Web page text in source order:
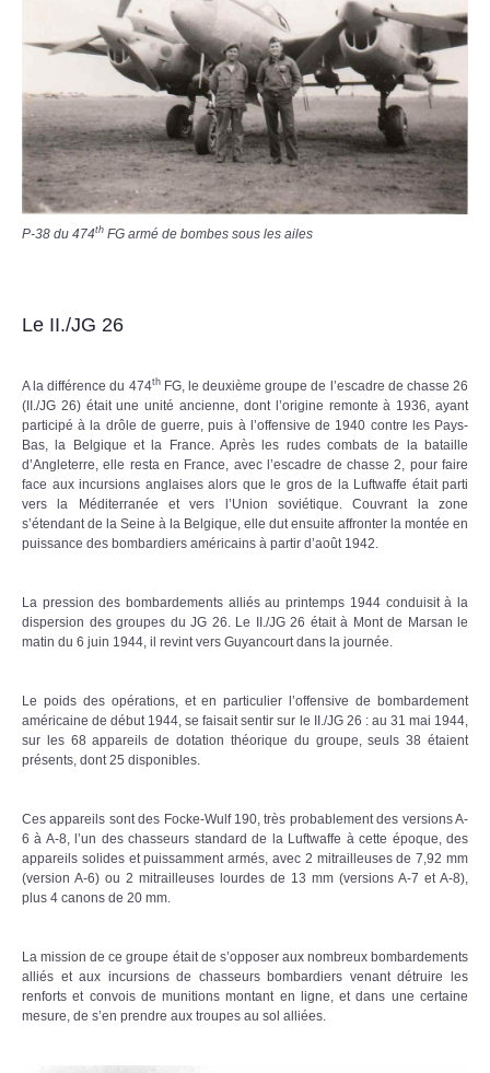
P-38 du 474th FG armé de bombes sous les ailes
Le II./JG 26
A la différence du 474thFG, le deuxième groupe de l’escadre de chasse 26
(II./JG 26) était une unité ancienne, dont l’origine remonte à 1936, ayant
participé à la drôle de guerre, puis à l’offensive de 1940 contre les Pays-
Bas, la Belgique et la France. Après les rudes combats de la bataille
d’Angleterre, elle resta en France, avec l’escadre de chasse 2, pour faire
face aux incursions anglaises alors que le gros de la Luftwaffe était parti
vers la Méditerranée et vers l’Union soviétique. Couvrant la zone
s’étendant de la Seine à la Belgique, elle dut ensuite affronter la montée en
puissance des bombardiers américains à partir d’août 1942.
La pression des bombardements alliés au printemps 1944 conduisit à la
dispersion des groupes du JG 26. Le II./JG 26 était à Mont de Marsan le
matin du 6 juin 1944, il revint vers Guyancourt dans la journée.
Le poids des opérations, et en particulier l’offensive de bombardement
américaine de début 1944, se faisait sentir sur le II./JG 26 : au 31 mai 1944,
sur les 68 appareils de dotation théorique du groupe, seuls 38 étaient
présents, dont 25 disponibles.
Ces appareils sont des Focke-Wulf 190, très probablement des versions A-
6 à A-8, l’un des chasseurs standard de la Luftwaffe à cette époque, des
appareils solides et puissamment armés, avec 2 mitrailleuses de 7,92 mm
(version A-6) ou 2 mitrailleuses lourdes de 13 mm (versions A-7 et A-8),
plus 4 canons de 20 mm.
La mission de ce groupe était de s’opposer aux nombreux bombardements
alliés et aux incursions de chasseurs bombardiers venant détruire les
renforts et convois de munitions montant en ligne, et dans une certaine
mesure, de s’en prendre aux troupes au sol alliées.